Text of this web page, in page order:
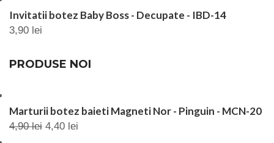
Invitatii botez Baby Boss - Decupate - IBD-14
3,90 lei
PRODUSE NOI
Marturii botez baieti Magneti Nor - Pinguin - MCN-20
4,90lei 4,40 lei